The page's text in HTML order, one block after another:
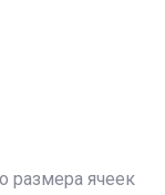
размера ячеек